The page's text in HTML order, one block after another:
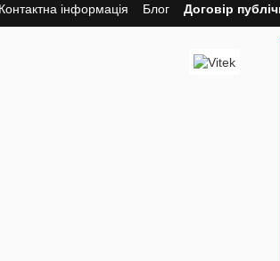
Контактна інформація Блог Договір